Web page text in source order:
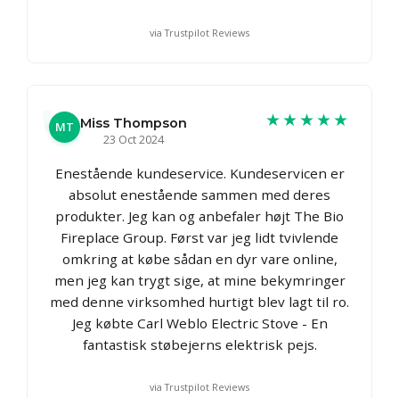
via Trustpilot Reviews
MT Miss Thompson
23 Oct 2024
★★★★★
Enestående kundeservice. Kundeservicen er
absolut enestående sammen med deres
produkter. Jeg kan og anbefaler højt The Bio
Fireplace Group. Først var jeg lidt tvivlende
omkring at købe sådan en dyr vare online,
men jeg kan trygt sige, at mine bekymringer
med denne virksomhed hurtigt blev lagt til ro.
Jeg købte Carl Weblo Electric Stove - En
fantastisk støbejerns elektrisk pejs.
via Trustpilot Reviews